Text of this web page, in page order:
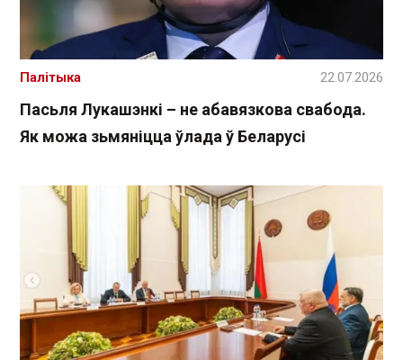
Пасьля Лукашэнкі – не абавязкова свабода.
Як можа зьмяніцца ўлада ў Беларусі
Палітыка 22.07.2026